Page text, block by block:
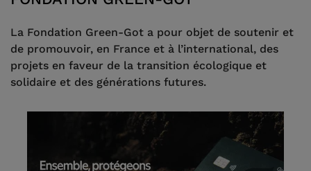
La Fondation Green-Got a pour objet de soutenir et
de promouvoir, en France et à l’international, des
projets en faveur de la transition écologique et
solidaire et des générations futures.